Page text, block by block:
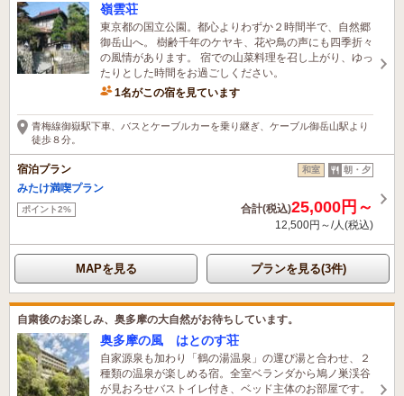
嶺雲荘
東京都の国立公園。都心よりわずか２時間半で、自然郷
御岳山へ。 樹齢千年のケヤキ、花や鳥の声にも四季折々
の風情があります。 宿での山菜料理を召し上がり、ゆっ
たりとした時間をお過ごしください。
1名がこの宿を見ています
青梅線御嶽駅下車、バスとケーブルカーを乗り継ぎ、ケーブル御岳山駅より
徒歩８分。
宿泊プラン 和室 朝・夕
みたけ満喫プラン
ポイント2% 合計(税込)25,000円～
12,500円～/人(税込)
MAPを見る プランを見る(3件)
自粛後のお楽しみ、奥多摩の大自然がお待ちしています。
奥多摩の風 はとのす荘
自家源泉も加わり「鶴の湯温泉」の運び湯と合わせ、２
種類の温泉が楽しめる宿。全室ベランダから鳩ノ巣渓谷
が見おろせバストイレ付き、ベッド主体のお部屋です。